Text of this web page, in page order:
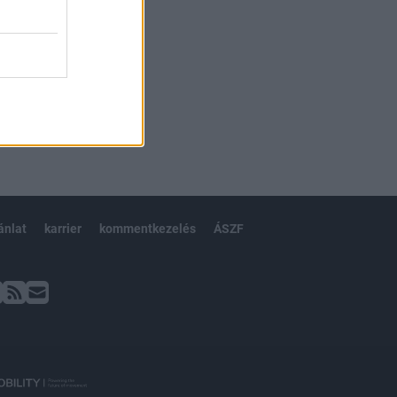
karrier kommentkezelés ÁSZF